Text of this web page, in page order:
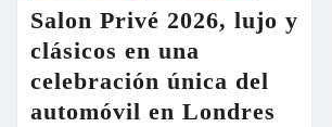
Salon Privé 2026, lujo y
clásicos en una
celebración única del
automóvil en Londres